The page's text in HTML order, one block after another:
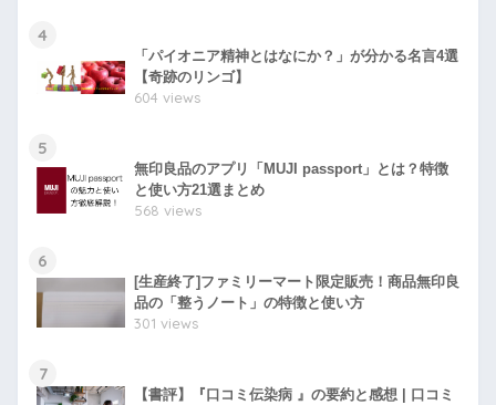
4
「パイオニア精神とはなにか？」が分かる名言4選
【奇跡のリンゴ】
604 views
5
無印良品のアプリ「MUJI passport」とは？特徴
と使い方21選まとめ
568 views
6
[生産終了]ファミリーマート限定販売！商品無印良
品の「整うノート」の特徴と使い方
301 views
7
【書評】『口コミ伝染病 』の要約と感想 | 口コミ